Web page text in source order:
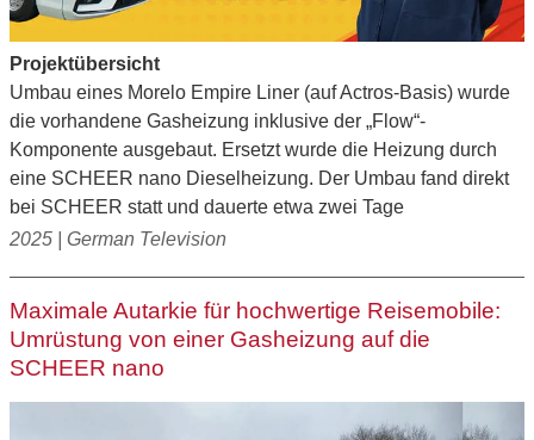
Projektübersicht
Umbau eines Morelo Empire Liner (auf Actros-Basis) wurde
die vorhandene Gasheizung inklusive der „Flow“-
Komponente ausgebaut. Ersetzt wurde die Heizung durch
eine SCHEER nano Dieselheizung. Der Umbau fand direkt
bei SCHEER statt und dauerte etwa zwei Tage
2025 | German Television
Maximale Autarkie für hochwertige Reisemobile:
Umrüstung von einer Gasheizung auf die
SCHEER nano